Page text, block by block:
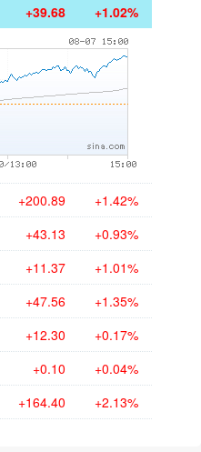
+39.68 +1.02%
+200.89 +1.42%
+43.13 +0.93%
+11.37 +1.01%
+47.56 +1.35%
+12.30 +0.17%
+0.10 +0.04%
+164.40 +2.13%